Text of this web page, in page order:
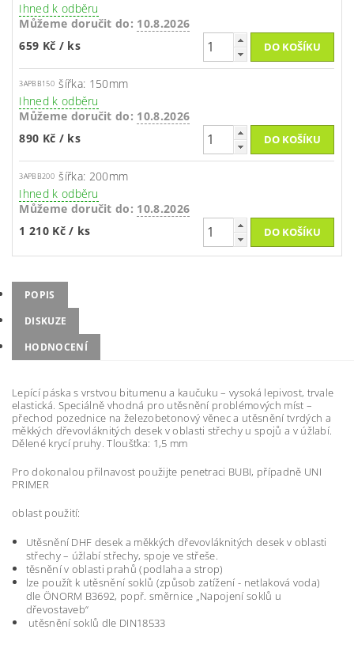
Ihned k odběru
Můžeme doručit do: 10.8.2026
659 Kč / ks
3APBB150 šířka: 150mm
Ihned k odběru
Můžeme doručit do: 10.8.2026
890 Kč / ks
3APBB200 šířka: 200mm
Ihned k odběru
Můžeme doručit do: 10.8.2026
1 210 Kč/ ks
POPIS
DISKUZE
HODNOCENÍ
Lepící páska s vrstvou bitumenu a kaučuku – vysoká lepivost, trvale
elastická. Speciálně vhodná pro utěsnění problémových míst –
přechod pozednice na železobetonový věnec a utěsnění tvrdých a
měkkých dřevovláknitých desek v oblasti střechy u spojů a v úžlabí.
Dělené krycí pruhy. Tloušťka: 1,5 mm
Pro dokonalou přilnavost použijte penetraci BUBI, případně UNI
PRIMER
oblast použití:
Utěsnění DHF desek a měkkých dřevovláknitých desek v oblasti
střechy – úžlabí střechy, spoje ve střeše.
těsnění v oblasti prahů (podlaha a strop)
lze použít k utěsnění soklů (způsob zatížení - netlaková voda)
dle ÖNORM B3692, popř. směrnice „Napojení soklů u
dřevostaveb“
utěsnění soklů dle DIN18533